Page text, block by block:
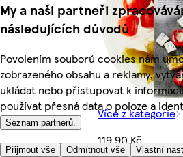
My a naši partneři
následujících důvodů
Povolením souborů cookies nám
zobrazeného obsahu a reklamy,
ukládat nebo přistupovat k
používat přesná data o poloze a
Seznam partnerů.
Přijmout vše Odmítnout vše Vlastní
Více z kategorie
119,90 Kč